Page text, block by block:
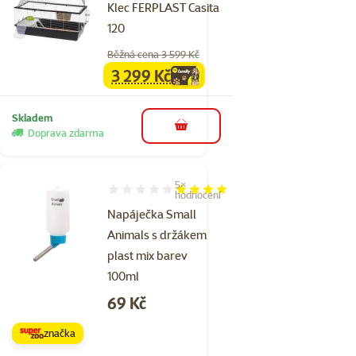
Klec FERPLAST Casita
120
Běžná cena 3 599 Kč
familycena
3 299 Kč
Skladem
Doprava zdarma
do košíku
Napáječka Small
Animals s držákem
plast mix barev
100ml
Hodnocení 76%, počet hodnocení: 5
5×
hodnocení
Cena
69 Kč
značka